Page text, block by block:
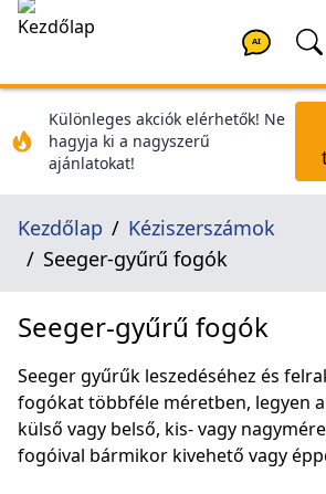
AI
Különleges akciók elérhetők! Ne
hagyja ki a nagyszerű
ajánlatokat!
Kezdőlap
Kéziszerszámok
Seeger-gyűrű fogók
Seeger-gyűrű fogók
Seeger gyűrűk leszedéséhez és
fogókat többféle méretben, legyen
külső vagy belső, kis- vagy
fogóival bármikor kivehető vagy